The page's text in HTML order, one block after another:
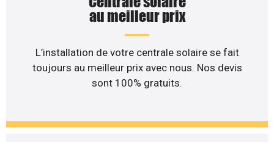
au meilleur prix
L’installation de votre centrale solaire se fait
toujours au meilleur prix avec nous. Nos devis
sont 100% gratuits.